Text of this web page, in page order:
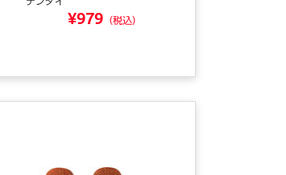
テンダイ
¥979 （税込）